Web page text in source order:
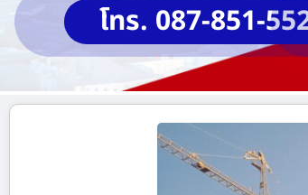
โทร. 087-851-